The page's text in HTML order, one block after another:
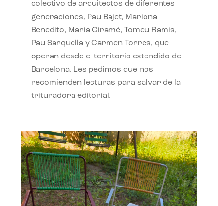
colectivo de arquitectos de diferentes
generaciones, Pau Bajet, Mariona
Benedito, Maria Giramé, Tomeu Ramis,
Pau Sarquella y Carmen Torres, que
operan desde el territorio extendido de
Barcelona. Les pedimos que nos
recomienden lecturas para salvar de la
trituradora editorial.